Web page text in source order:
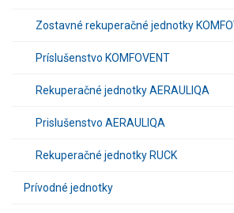
Zostavné rekuperačné jednotky
Príslušenstvo KOMFOVENT
Rekuperačné jednotky AERAULIQA
Prislušenstvo AERAULIQA
Rekuperačné jednotky RUCK
Prívodné jednotky